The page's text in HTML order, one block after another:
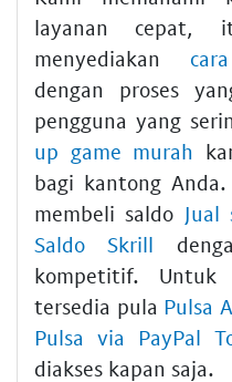
layanan cepat,
menyediakan
dengan proses
pengguna yang
up game murah
bagi kantong
membeli saldo Jual
Saldo Skrill
kompetitif. Untuk
tersedia pula Pulsa
Pulsa via PayPal
diakses kapan saja.